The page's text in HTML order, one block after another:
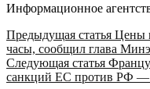
Информационное
Продолжить
чтение
Предыдущая статья Цены
часы, сообщил глава
Следующая статья
санкций ЕС против РФ